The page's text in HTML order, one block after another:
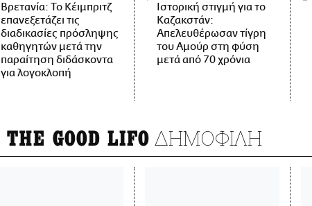
Βρετανία: Το Κέιμπριτζ
επανεξετάζει τις
διαδικασίες πρόσληψης
καθηγητών μετά την
παραίτηση διδάσκοντα
για λογοκλοπή
Ιστορική στιγμή για το
Καζακστάν:
Απελευθέρωσαν τίγρη
του Αμούρ στη φύση
μετά από 70 χρόνια
THE GOOD LIFO ΔΗΜΟΦΙΛΗ